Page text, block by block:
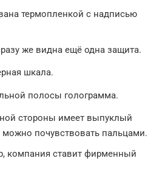
термопленкой с надписью
же видна ещё одна защита.
шкала.
полосы голограмма.
стороны имеет выпуклый
можно почувствовать пальцами.
компания ставит фирменный